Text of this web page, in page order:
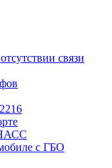
связи
с ГБО